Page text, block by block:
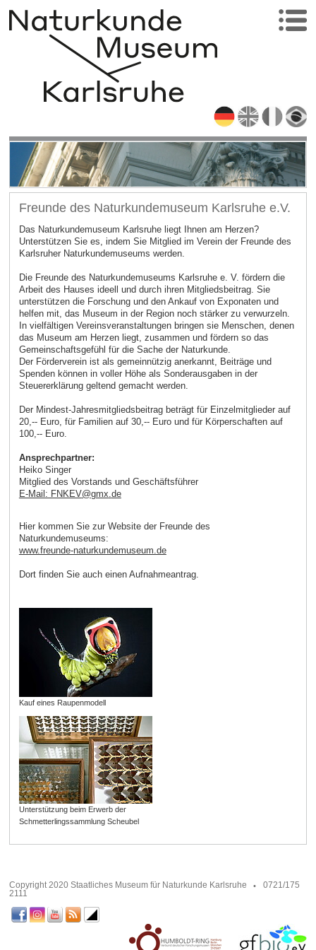
Freunde des Naturkundemuseum Karlsruhe e.V.
Das Naturkundemuseum Karlsruhe liegt Ihnen am Herzen?
Unterstützen Sie es, indem Sie Mitglied im Verein der Freunde des
Karlsruher Naturkundemuseums werden.
Die Freunde des Naturkundemuseums Karlsruhe e. V. fördern die
Arbeit des Hauses ideell und durch ihren Mitgliedsbeitrag. Sie
unterstützen die Forschung und den Ankauf von Exponaten und
helfen mit, das Museum in der Region noch stärker zu verwurzeln.
In vielfältigen Vereinsveranstaltungen bringen sie Menschen, denen
das Museum am Herzen liegt, zusammen und fördern so das
Gemeinschaftsgefühl für die Sache der Naturkunde.
Der Förderverein ist als gemeinnützig anerkannt, Beiträge und
Spenden können in voller Höhe als Sonderausgaben in der
Steuererklärung geltend gemacht werden.
Der Mindest-Jahresmitgliedsbeitrag beträgt für Einzelmitglieder auf
20,-- Euro, für Familien auf 30,-- Euro und für Körperschaften auf
100,-- Euro.
Ansprechpartner:
Heiko Singer
Mitglied des Vorstands und Geschäftsführer
E-Mail: FNKEV@gmx de
Hier kommen Sie zur Website der Freunde des
Naturkundemuseums:
www.freunde-naturkundemuseum.de
Dort finden Sie auch einen Aufnahmeantrag.
Kauf eines Raupenmodell
Unterstützung beim Erwerb der
Schmetterlingssammlung Scheubel
Copyright 2020 Staatliches Museum für Naturkunde Karlsruhe
0721/175
2111